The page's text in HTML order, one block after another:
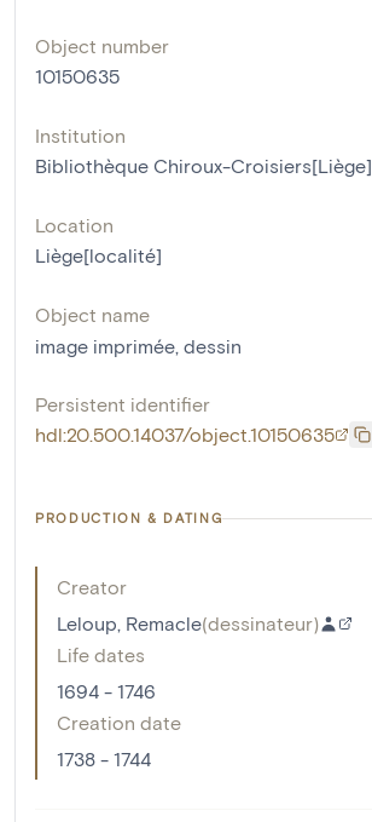
Object number
10150635
Institution
Bibliothèque Chiroux-Croisiers[Liège]
Location
Liège[localité]
Object name
image imprimée, dessin
Persistent identifier
hdl:20.500.14037/object.10150635
PRODUCTION & DATING
Creator
Leloup, Remacle(dessinateur)
Life dates
1694 - 1746
Creation date
1738 - 1744